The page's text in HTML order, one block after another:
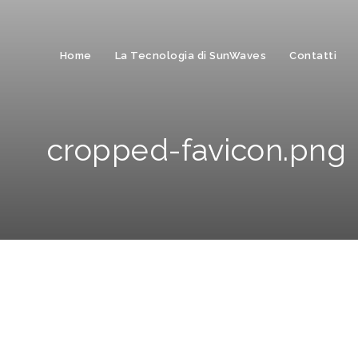
Home La Tecnologia di SunWaves Contatti
cropped-favicon.png